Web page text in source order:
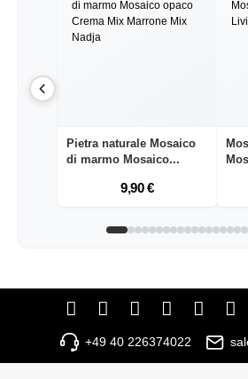
Pietra naturale Mosaico
di marmo Mosaico...
9,90 €
+49 40 226374022